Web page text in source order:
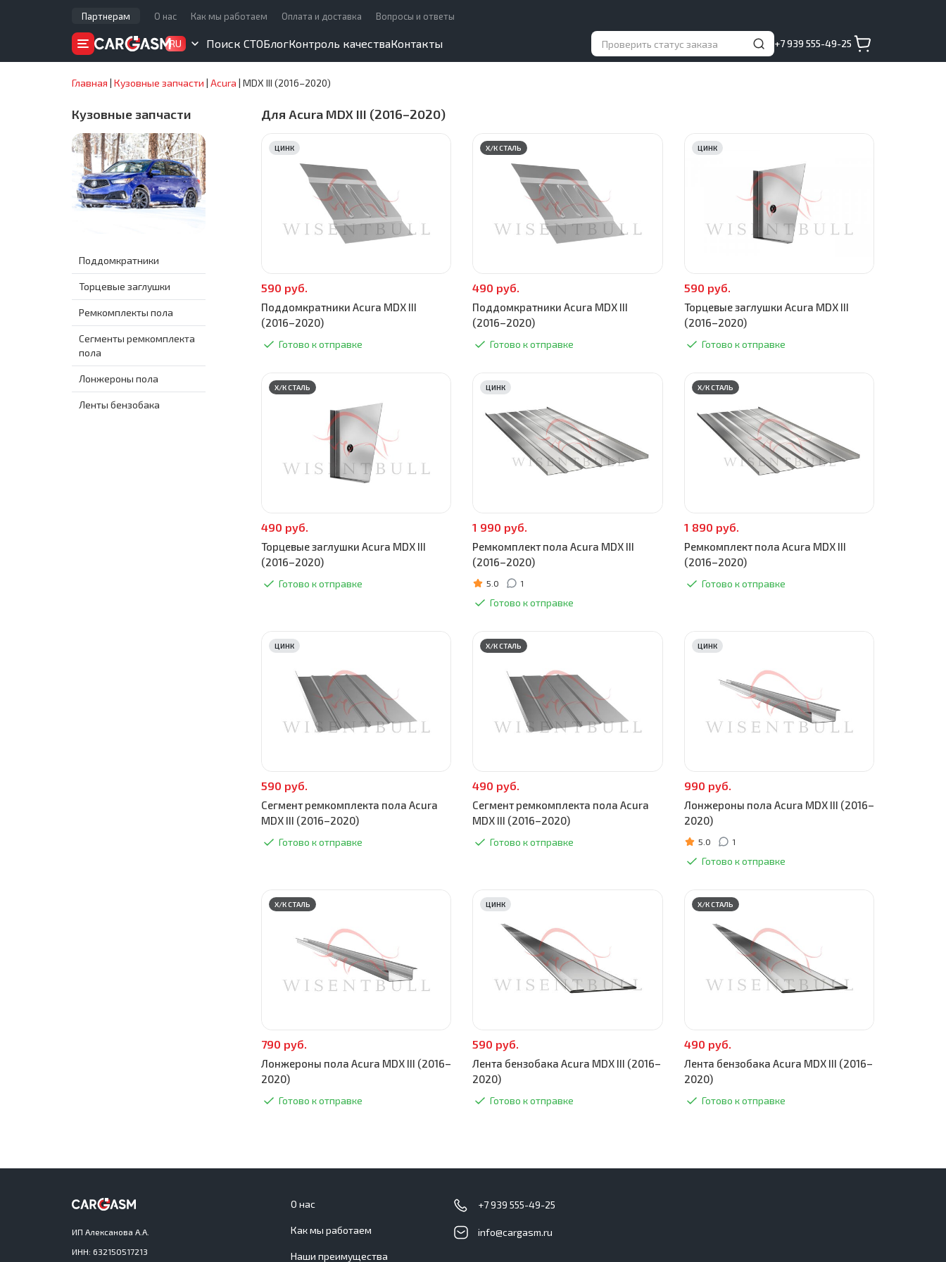
Партнерам О нас Как мы работаем Оплата и доставка Вопросы и ответы
RU Поиск СТОБлогКонтроль качестваКонтакты +7 939 555-49-25
Главная | Кузовные запчасти | Acura | MDX III (2016–2020)
Кузовные запчасти
Поддомкратники
Торцевые заглушки
Ремкомплекты пола
Сегменты ремкомплекта
пола
Лонжероны пола
Ленты бензобака
Для Acura MDX III (2016–2020)
590 руб.
Поддомкратники Acura MDX III
(2016–2020)
Готово к отправке
ЦИНК
490 руб.
Поддомкратники Acura MDX III
(2016–2020)
Готово к отправке
Х/К СТАЛЬ
590 руб.
Торцевые заглушки Acura MDX III
(2016–2020)
Готово к отправке
ЦИНК
490 руб.
Торцевые заглушки Acura MDX III
(2016–2020)
Готово к отправке
Х/К СТАЛЬ
1 990 руб.
Ремкомплект пола Acura MDX III
(2016–2020)
5.0 1
Готово к отправке
ЦИНК
1 890 руб.
Ремкомплект пола Acura MDX III
(2016–2020)
Готово к отправке
Х/К СТАЛЬ
590 руб.
Сегмент ремкомплекта пола Acura
MDX III (2016–2020)
Готово к отправке
ЦИНК
490 руб.
Сегмент ремкомплекта пола Acura
MDX III (2016–2020)
Готово к отправке
Х/К СТАЛЬ
990 руб.
Лонжероны пола Acura MDX III (2016–
2020)
5.0 1
Готово к отправке
ЦИНК
790 руб.
Лонжероны пола Acura MDX III (2016–
2020)
Готово к отправке
Х/К СТАЛЬ
590 руб.
Лента бензобака Acura MDX III (2016–
2020)
Готово к отправке
ЦИНК
490 руб.
Лента бензобака Acura MDX III (2016–
2020)
Готово к отправке
Х/К СТАЛЬ
ИП Алексанова А.А.
ИНН: 632150517213
О нас
Как мы работаем
Наши преимущества
+7 939 555-49-25
info@cargasm.ru